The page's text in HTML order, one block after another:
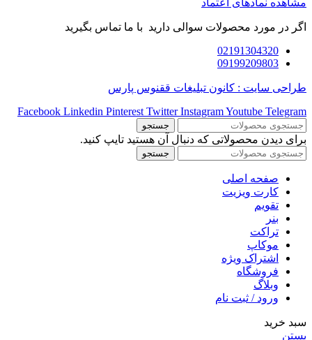
مشاهده نمادهای اعتماد
اگر در مورد محصولات سوالی دارید با ما تماس بگیرید
02191304320
09199209803
طراحی سایت : کانون تبلیغات ققنوس پارس
Facebook Linkedin Pinterest Twitter InstagramYoutube Telegram
جستجو
برای دیدن محصولاتی که دنبال آن هستید تایپ کنید.
جستجو
صفحه اصلی
کارت ویزیت
تقویم
بنر
تراکت
موکاپ
اشتراک ویژه
فروشگاه
وبلاگ
ورود / ثبت نام
سبد خرید
بستن